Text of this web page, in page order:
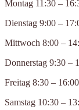
Montag 11:30 –
Dienstag 9:00 –
Mittwoch 8:00 –
Donnerstag 9:30 –
Freitag 8:30 –
Samstag 10:30 –